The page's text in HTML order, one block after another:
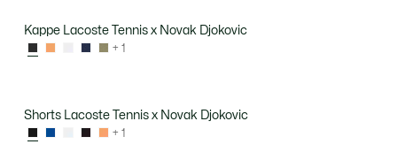
Kappe Lacoste Tennis x Novak Djokovic
+ 1
Shorts Lacoste Tennis x Novak Djokovic
+ 1